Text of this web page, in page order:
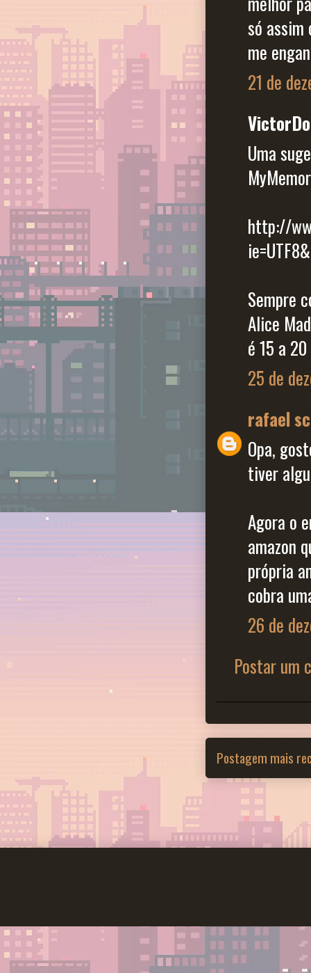
só assim
me
21 de
Uma
http://
Sempre
Alice
é 15 a
25 de
rafael
Opa,
tiver
Agora o
amazon
própria
cobra
26 de
Postar um
Postagem mais